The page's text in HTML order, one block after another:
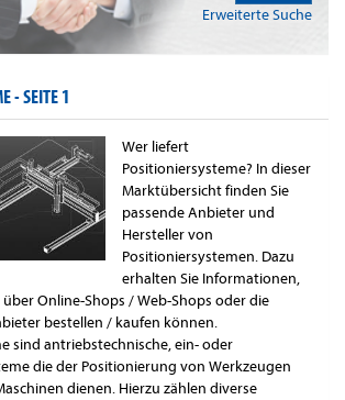
Erweiterte Suche
-SEITE 1
Wer liefert
Positioniersysteme? In dieser
Marktübersicht finden Sie
passende Anbieter und
Hersteller von
Positioniersystemen. Dazu
erhalten Sie Informationen,
über Online-Shops / Web-Shops oder die
bestellen / kaufen können.
sind antriebstechnische, ein- oder
die der Positionierung von Werkzeugen
dienen. Hierzu zählen diverse